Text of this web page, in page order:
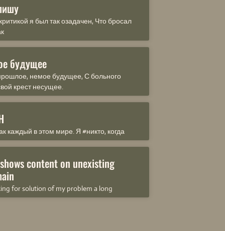
я был так озадачен, Что бросал
будущее
немое будущее, С больного
крест несущее.
каждый в этом мире. Я #никто, когда
content on unexisting
for solution of my problem a long